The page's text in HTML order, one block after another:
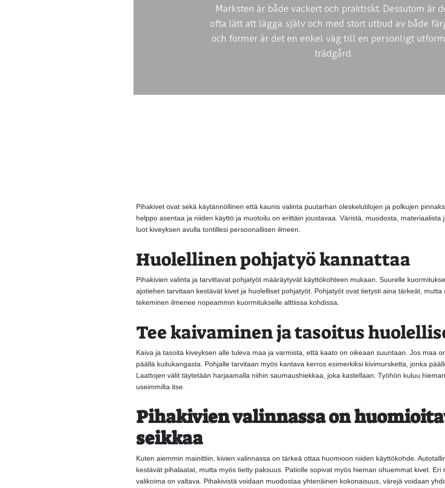
Marksten är både vackert och praktiskt. Dessutom är
ofta lätt att lägga själv och med stort utbud av både
och former är det en enkel väg till en personligt
trädgård.
Pihakivet ovat sekä käytännöllinen että kaunis valinta puutarhan oleskelutilojen ja polkujen
helppo asentaa ja niiden käyttö ja muotoilu on erittäin joustavaa. Väristä, muodosta, materiaalista
luot kiveyksen avulla tontillesi persoonallisen ilmeen.
Huolellinen pohjatyö kannattaa
Pihakivien valinta ja tarvittavat pohjatyöt määräytyvät käyttökohteen mukaan. Suurelle
ajotiehen tarvitaan kestävät kivet ja huolelliset pohjatyöt. Pohjatyöt ovat tietysti aina tärkeät, mutta
tekeminen ilmenee nopeammin kuormitukselle alttiissa kohdissa.
Tee kaivaminen ja tasoitus
Kaiva ja tasoita kiveyksen alle tuleva maa ja varmista, että kaato on oikeaan suuntaan. Jos maa
päällä kuitukangasta. Pohjalle tarvitaan myös kantava kerros esimerkiksi kivimursketta, jonka
Laattojen välit täytetään harjaamalla niihin saumaushiekkaa, joka kastellaan. Työhön kuluu
useimmilta itse.
Pihakivien valinnassa on
seikkaa
Kuten aiemmin mainittiin, kivien valinnassa on tärkeä ottaa huomioon niiden käyttökohde.
kestävät pihalaatat, mutta myös tietty paksuus. Patiolle sopivat myös hieman ohuemmat kivet. Eri
valikoima on valtava. Pihakivistä voidaan muodostaa yhtenäinen kokonaisuus, värejä voidaan